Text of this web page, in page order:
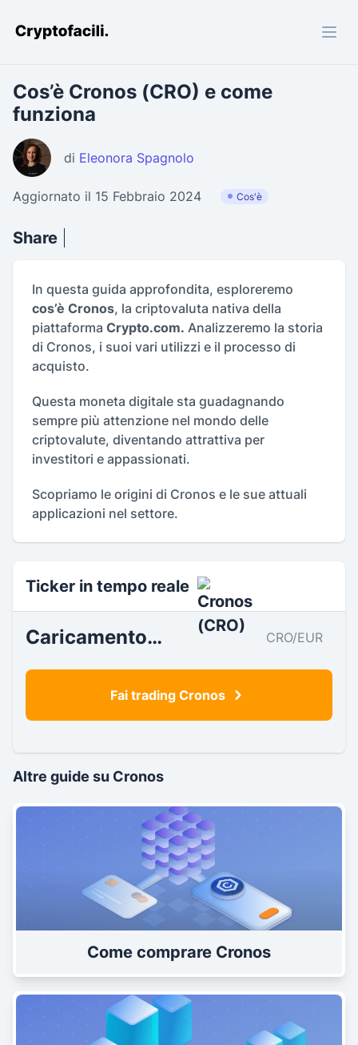
Cryptofacili.com
Cos’è Cronos (CRO) e come
funziona
di Eleonora Spagnolo
Aggiornato il 15 Febbraio 2024 Cos'è
Share
In questa guida approfondita, esploreremo
cos’è Cronos, la criptovaluta nativa della
piattaforma Crypto.com. Analizzeremo la storia
di Cronos, i suoi vari utilizzi e il processo di
acquisto.
Questa moneta digitale sta guadagnando
sempre più attenzione nel mondo delle
criptovalute, diventando attrattiva per
investitori e appassionati.
Scopriamo le origini di Cronos e le sue attuali
applicazioni nel settore.
Ticker in tempo reale
Caricamento… CRO/EUR
Fai trading Cronos
Altre guide su Cronos
Come comprare Cronos